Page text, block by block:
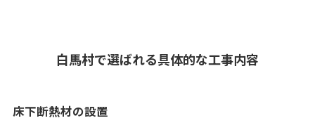
白馬村で選ばれる具体的な工事内容
床下断熱材の設置